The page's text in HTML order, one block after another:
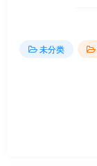
未分类